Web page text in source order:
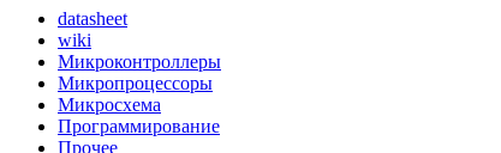
datasheet
wiki
Микроконтроллеры
Микропроцессоры
Микросхема
Программирование
Прочее